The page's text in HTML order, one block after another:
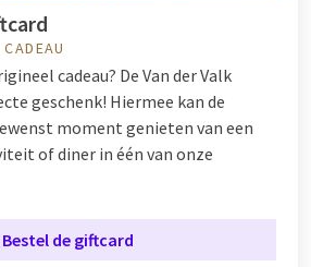
cadeau? De Van der Valk
geschenk! Hiermee kan de
moment genieten van een
of diner in één van onze
Bestel de giftcard